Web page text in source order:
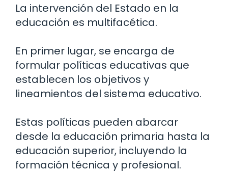
La intervención del Estado en la
educación es multifacética.
En primer lugar, se encarga de
formular políticas educativas que
establecen los objetivos y
lineamientos del sistema educativo.
Estas políticas pueden abarcar
desde la educación primaria hasta la
educación superior, incluyendo la
formación técnica y profesional.